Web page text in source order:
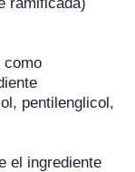
como
pentilenglicol,
el ingrediente